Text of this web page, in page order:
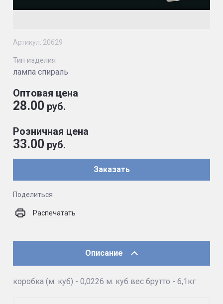
Артикул: 20629
Тип изделия
лампа спираль
Оптовая цена
28.00 руб.
Розничная цена
33.00 руб.
Заказать
Поделиться
Распечатать
Описание
коробка (м. куб) - 0,0226 м. куб вес брутто - 6,1кг